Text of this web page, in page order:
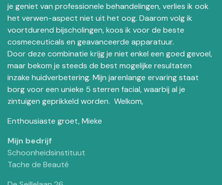
je geniet van professionele behandelingen, verlies ik ook
het verwen-aspect niet uit het oog. Daarom volg ik
voortdurend bijscholingen, koos ik voor de beste
cosmeceuticals en geavanceerde apparatuur.
Door deze combinatie krijg je niet enkel een goed gevoel,
maar bekom je steeds de best mogelijke resultaten
inzake huidverbetering. Mijn jarenlange ervaring staat
borg voor een unieke 5 sterren facial, waarbij al je
zintuigen geprikkeld worden. Welkom,
Enthousiaste groet, Mieke
Mijn bedrijf
Schoonheidsinstituut
Tache de Beauté